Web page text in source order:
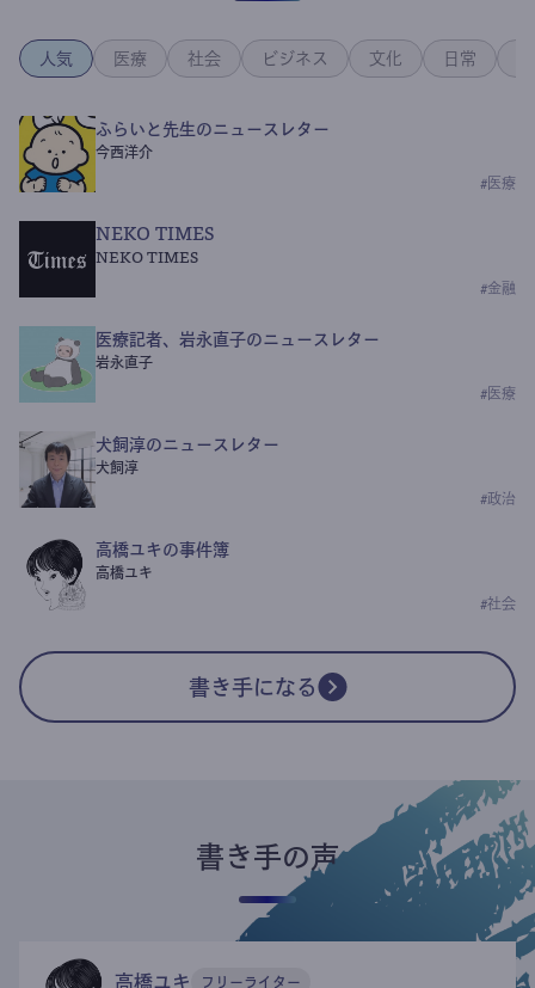
人気 医療 社会 ビジネス 文化 日常
ふらいと先生のニュースレター
今西洋介
# 医療
NEKO TIMES
NEKO TIMES
#金融
医療記者、岩永直子のニュースレター
岩永直子
# 医療
犬飼淳のニュースレター
犬飼淳
#政治
高橋ユキの事件簿
高橋ユキ
#社会
書き手になる
書き手の声
高橋ユキ フリーライター